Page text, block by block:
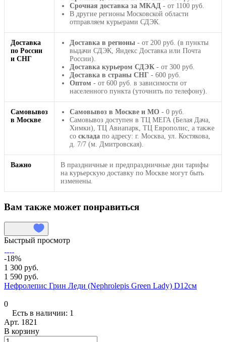
Срочная доставка за МКАД - от 1100 руб.
В другие регионы Московской области
отправляем курьерами СДЭК.
Доставка
по России
и СНГ
Доставка в регионы - от 200 руб. (в пункты
выдачи СДЭК, Яндекс Доставка или Почта
России).
Доставка курьером СДЭК - от 300 руб.
Доставка в страны СНГ - 600 руб.
Оптом - от 600 руб. в зависимости от
населенного пункта (уточнить по телефону).
Самовывоз
в Москве
Самовывоз в Москве и МО - 0 руб.
Самовывоз доступен в ТЦ МЕГА (Белая Дача,
Химки), ТЦ Авиапарк, ТЦ Европолис, а также
со склада по адресу: г. Москва, ул. Костякова,
д. 7/7 (м. Дмитровская).
Важно
В праздничные и предпраздничные дни тарифы
на курьерскую доставку по Москве могут быть
изменены.
Вам также может понравиться
Быстрый просмотр
-18%
1 300 руб.
1 590 руб.
Нефролепис Грин Леди (Nephrolepis Green Lady) D12см
0
Есть в наличии: 1
Арт. 1821
В корзину